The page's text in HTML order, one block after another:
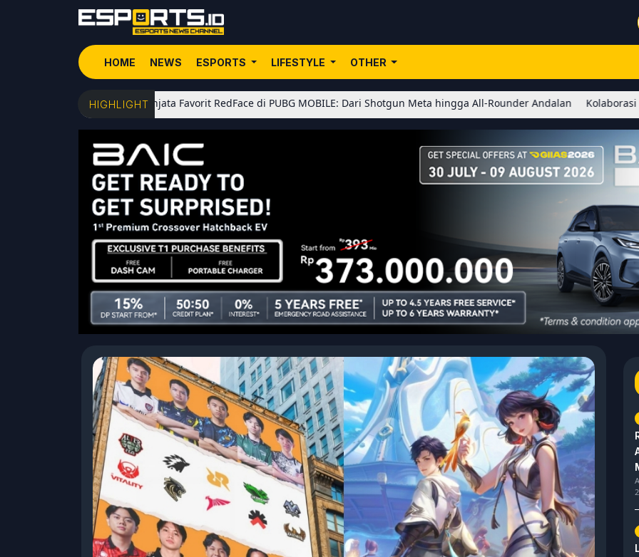
HOME NEWS ESPORTS LIFESTYLE OTHER
HIGHLIGHT
5 Senjata Favorit RedFace di PUBG MOBILE: Dari Shotgun Meta hingga All-Rounder Andalan Kolaborasi BLEACH x